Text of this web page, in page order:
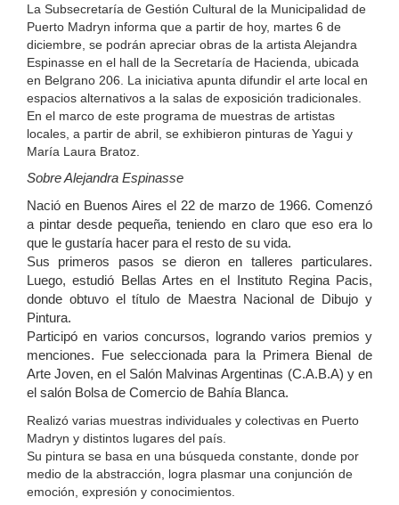
La Subsecretaría de Gestión Cultural de la Municipalidad de
Puerto Madryn informa que a partir de hoy, martes 6 de
diciembre, se podrán apreciar obras de la artista Alejandra
Espinasse en el hall de la Secretaría de Hacienda, ubicada
en Belgrano 206. La iniciativa apunta difundir el arte local en
espacios alternativos a la salas de exposición tradicionales.
En el marco de este programa de muestras de artistas
locales, a partir de abril, se exhibieron pinturas de Yagui y
María Laura Bratoz.
Sobre Alejandra Espinasse
Nació en Buenos Aires el 22 de marzo de 1966. Comenzó
a pintar desde pequeña, teniendo en claro que eso era lo
que le gustaría hacer para el resto de su vida.
Sus primeros pasos se dieron en talleres particulares.
Luego, estudió Bellas Artes en el Instituto Regina Pacis,
donde obtuvo el título de Maestra Nacional de Dibujo y
Pintura.
Participó en varios concursos, logrando varios premios y
menciones. Fue seleccionada para la Primera Bienal de
Arte Joven, en el Salón Malvinas Argentinas (C.A.B.A) y en
el salón Bolsa de Comercio de Bahía Blanca.
Realizó varias muestras individuales y colectivas en Puerto
Madryn y distintos lugares del país.
Su pintura se basa en una búsqueda constante, donde por
medio de la abstracción, logra plasmar una conjunción de
emoción, expresión y conocimientos.